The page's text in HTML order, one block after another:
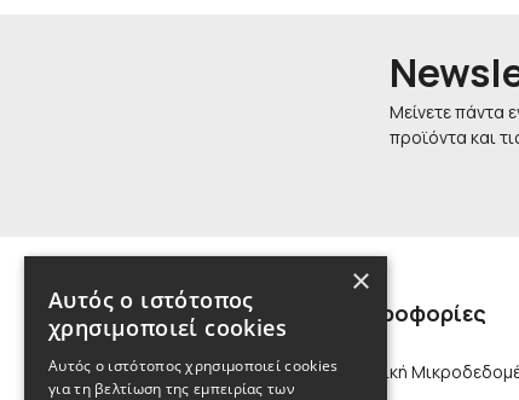
Μείνετε πάντα
προϊόντα και
Πληροφορίες
Πολιτική
×
Αυτός ο ιστότοπος
χρησιμοποιεί cookies
Αυτός ο ιστότοπος χρησιμοποιεί cookies
για τη βελτίωση της εμπειρίας των